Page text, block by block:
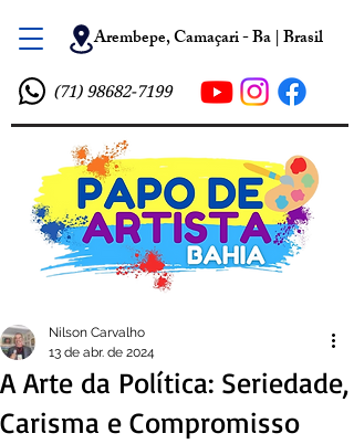
Arembepe, Camaçari - Ba | Brasil
(71) 98682-7199
A Arte da Política: Seriedade,
Carisma e Compromisso
Nilson Carvalho
13 de abr. de 2024